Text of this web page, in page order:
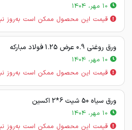
قیمت این محصول ممکن است به‌روز
ورق روغنی 0.9 عرض 1.25 فولاد مبارکه
قیمت این محصول ممکن است به‌روز
ورق سیاه 50 شیت 6*2 اکسین
قیمت این محصول ممکن است به‌روز